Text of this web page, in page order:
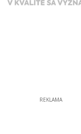
REKLAMA